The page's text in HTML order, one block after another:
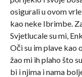
osigurali u ovom
kao neke Ibrimbe.
Svjetlucale su mi,
Oči su im plave kao
žao mi ih plaho što
bi i njima i nama